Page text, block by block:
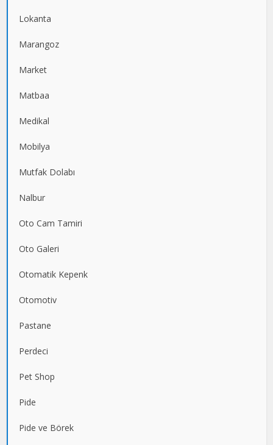
Lokanta
Marangoz
Market
Matbaa
Medikal
Mobilya
Mutfak Dolabı
Nalbur
Oto Cam Tamiri
Oto Galeri
Otomatik Kepenk
Otomotiv
Pastane
Perdeci
Pet Shop
Pide
Pide ve Börek